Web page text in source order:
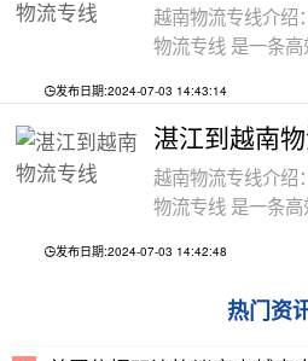
越南物流专线介绍
物流专线 是一条
发布日期:2024-07-03 14:43:14
湛江到越南
越南物流专线介绍
物流专线 是一条
发布日期:2024-07-03 14:42:48
热门资